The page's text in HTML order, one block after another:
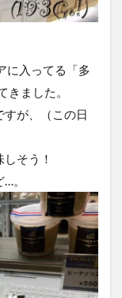
に入ってる「多
ました。
が、（この日
そう！
。